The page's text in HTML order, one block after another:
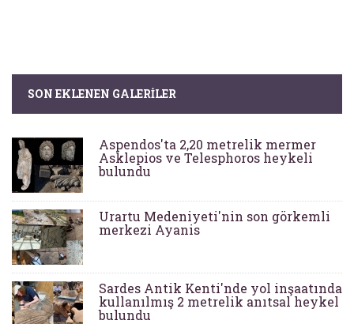
SON EKLENEN GALERILER
Aspendos'ta 2,20 metrelik mermer
Asklepios ve Telesphoros heykeli
bulundu
Urartu Medeniyeti'nin son görkemli
merkezi Ayanis
Sardes Antik Kenti'nde yol inşaatında
kullanılmış 2 metrelik anıtsal heykel
bulundu